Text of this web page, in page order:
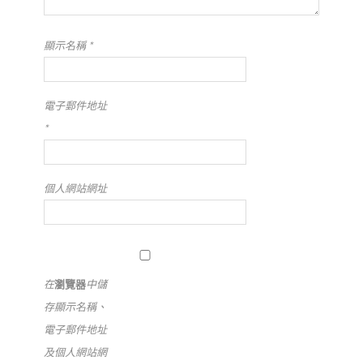
顯示名稱*
電子郵件地址
*
個人網站網址
在瀏覽器中儲
存顯示名稱、
電子郵件地址
及個人網站網